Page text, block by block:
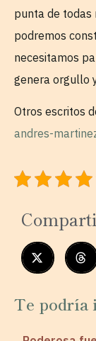
punta de todas
podremos
necesitamos
genera orgullo
Otros escritos
andres-
Te podría